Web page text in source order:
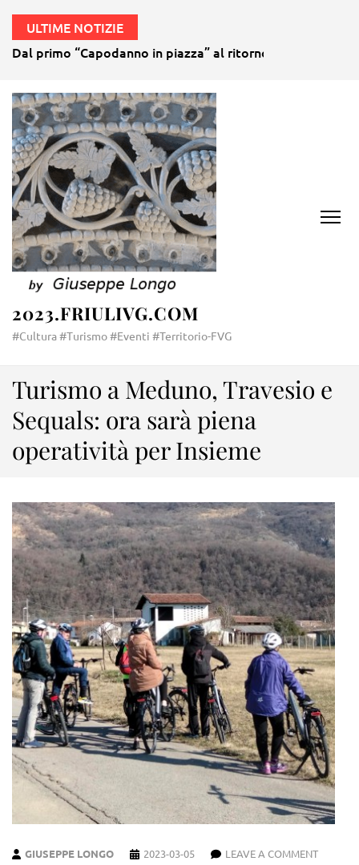
ULTIME NOTIZIE
Dal primo “Capodanno in piazza” al ritorno della
2023.FRIULIVG.COM
#Cultura #Turismo #Eventi #Territorio-FVG
Turismo a Meduno, Travesio e
Sequals: ora sarà piena
operatività per Insieme
GIUSEPPE LONGO 2023-03-05 LEAVE A COMMENT